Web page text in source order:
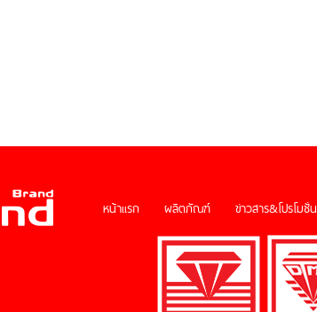
หน้าแรก ผลิตภัณฑ์ ข่าวสาร&โปรโมชั่น